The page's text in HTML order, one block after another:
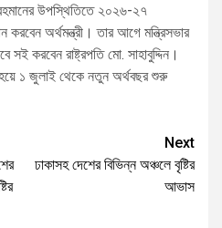
উপস্থিতিতে ২০২৬-২৭
অর্থমন্ত্রী। তার আগে মন্ত্রিসভার
করবেন রাষ্ট্রপতি মো. সাহাবুদ্দিন।
১ জুলাই থেকে নতুন অর্থবছর শুরু
Next
ঢাকাসহ দেশের বিভিন্ন অঞ্চলে বৃষ্টির
আভাস